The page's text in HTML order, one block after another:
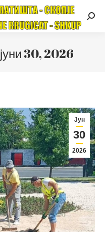
јуни 30, 2026
Јун
30
2026